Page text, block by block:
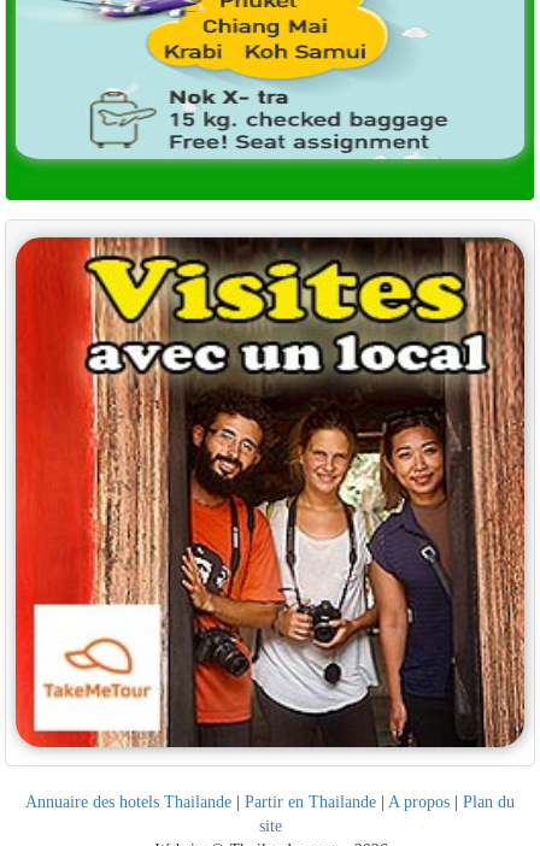
Annuaire des hotels Thailande | Partir en Thailande | A propos | Plan du
site